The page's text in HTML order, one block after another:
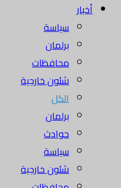
أخبار
سياسة
برلمان
محافظات
شئون خارجية
الكل
برلمان
حوادث
سياسة
شئون خارجية